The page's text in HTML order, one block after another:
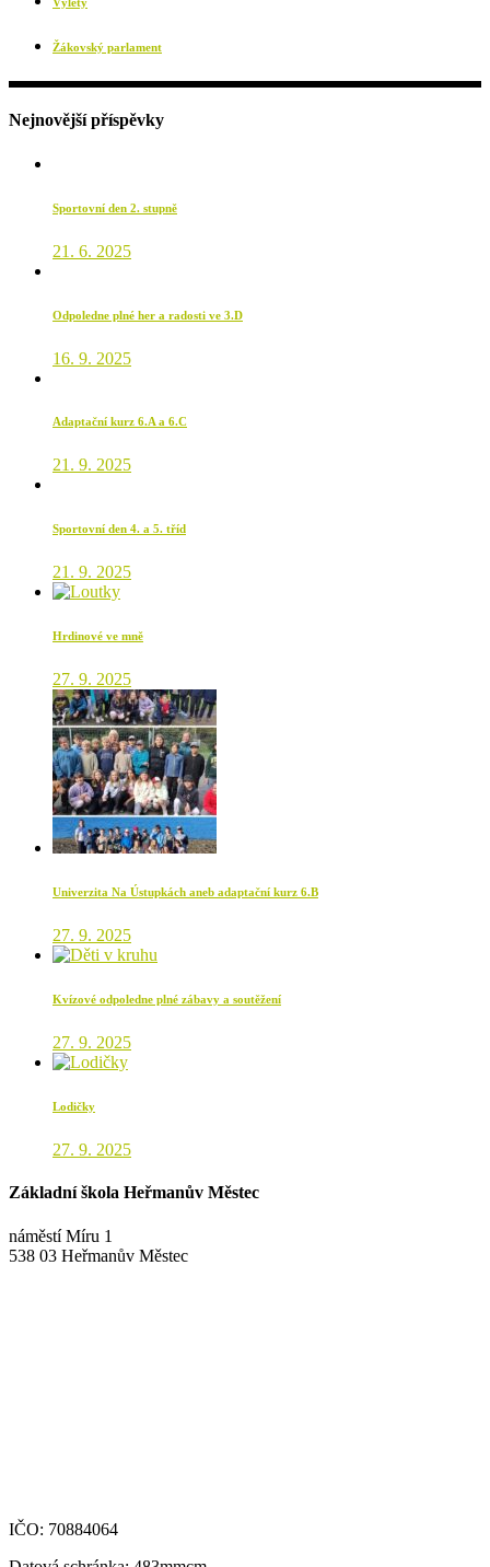
Žákovský parlament
Nejnovější příspěvky
Sportovní den 2. stupně
21. 6. 2025
Odpoledne plné her a radosti ve 3.D
16. 9. 2025
Adaptační kurz 6.A a 6.C
21. 9. 2025
Sportovní den 4. a 5. tříd
21. 9. 2025
Hrdinové ve mně
27. 9. 2025
Univerzita Na Ústupkách aneb adaptační kurz 6.B
27. 9. 2025
Kvízové odpoledne plné zábavy a soutěžení
27. 9. 2025
Lodičky
27. 9. 2025
Základní škola Heřmanův Městec
náměstí Míru 1
538 03 Heřmanův Městec
IČO: 70884064